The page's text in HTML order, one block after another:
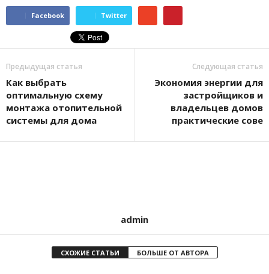
Facebook Twitter
Предыдущая статья
Как выбрать
оптимальную схему
монтажа отопительной
системы для дома
Следующая статья
Экономия энергии для
застройщиков и
владельцев домов
практические сове
admin
СХОЖИЕ СТАТЬИ БОЛЬШЕ ОТ АВТОРА